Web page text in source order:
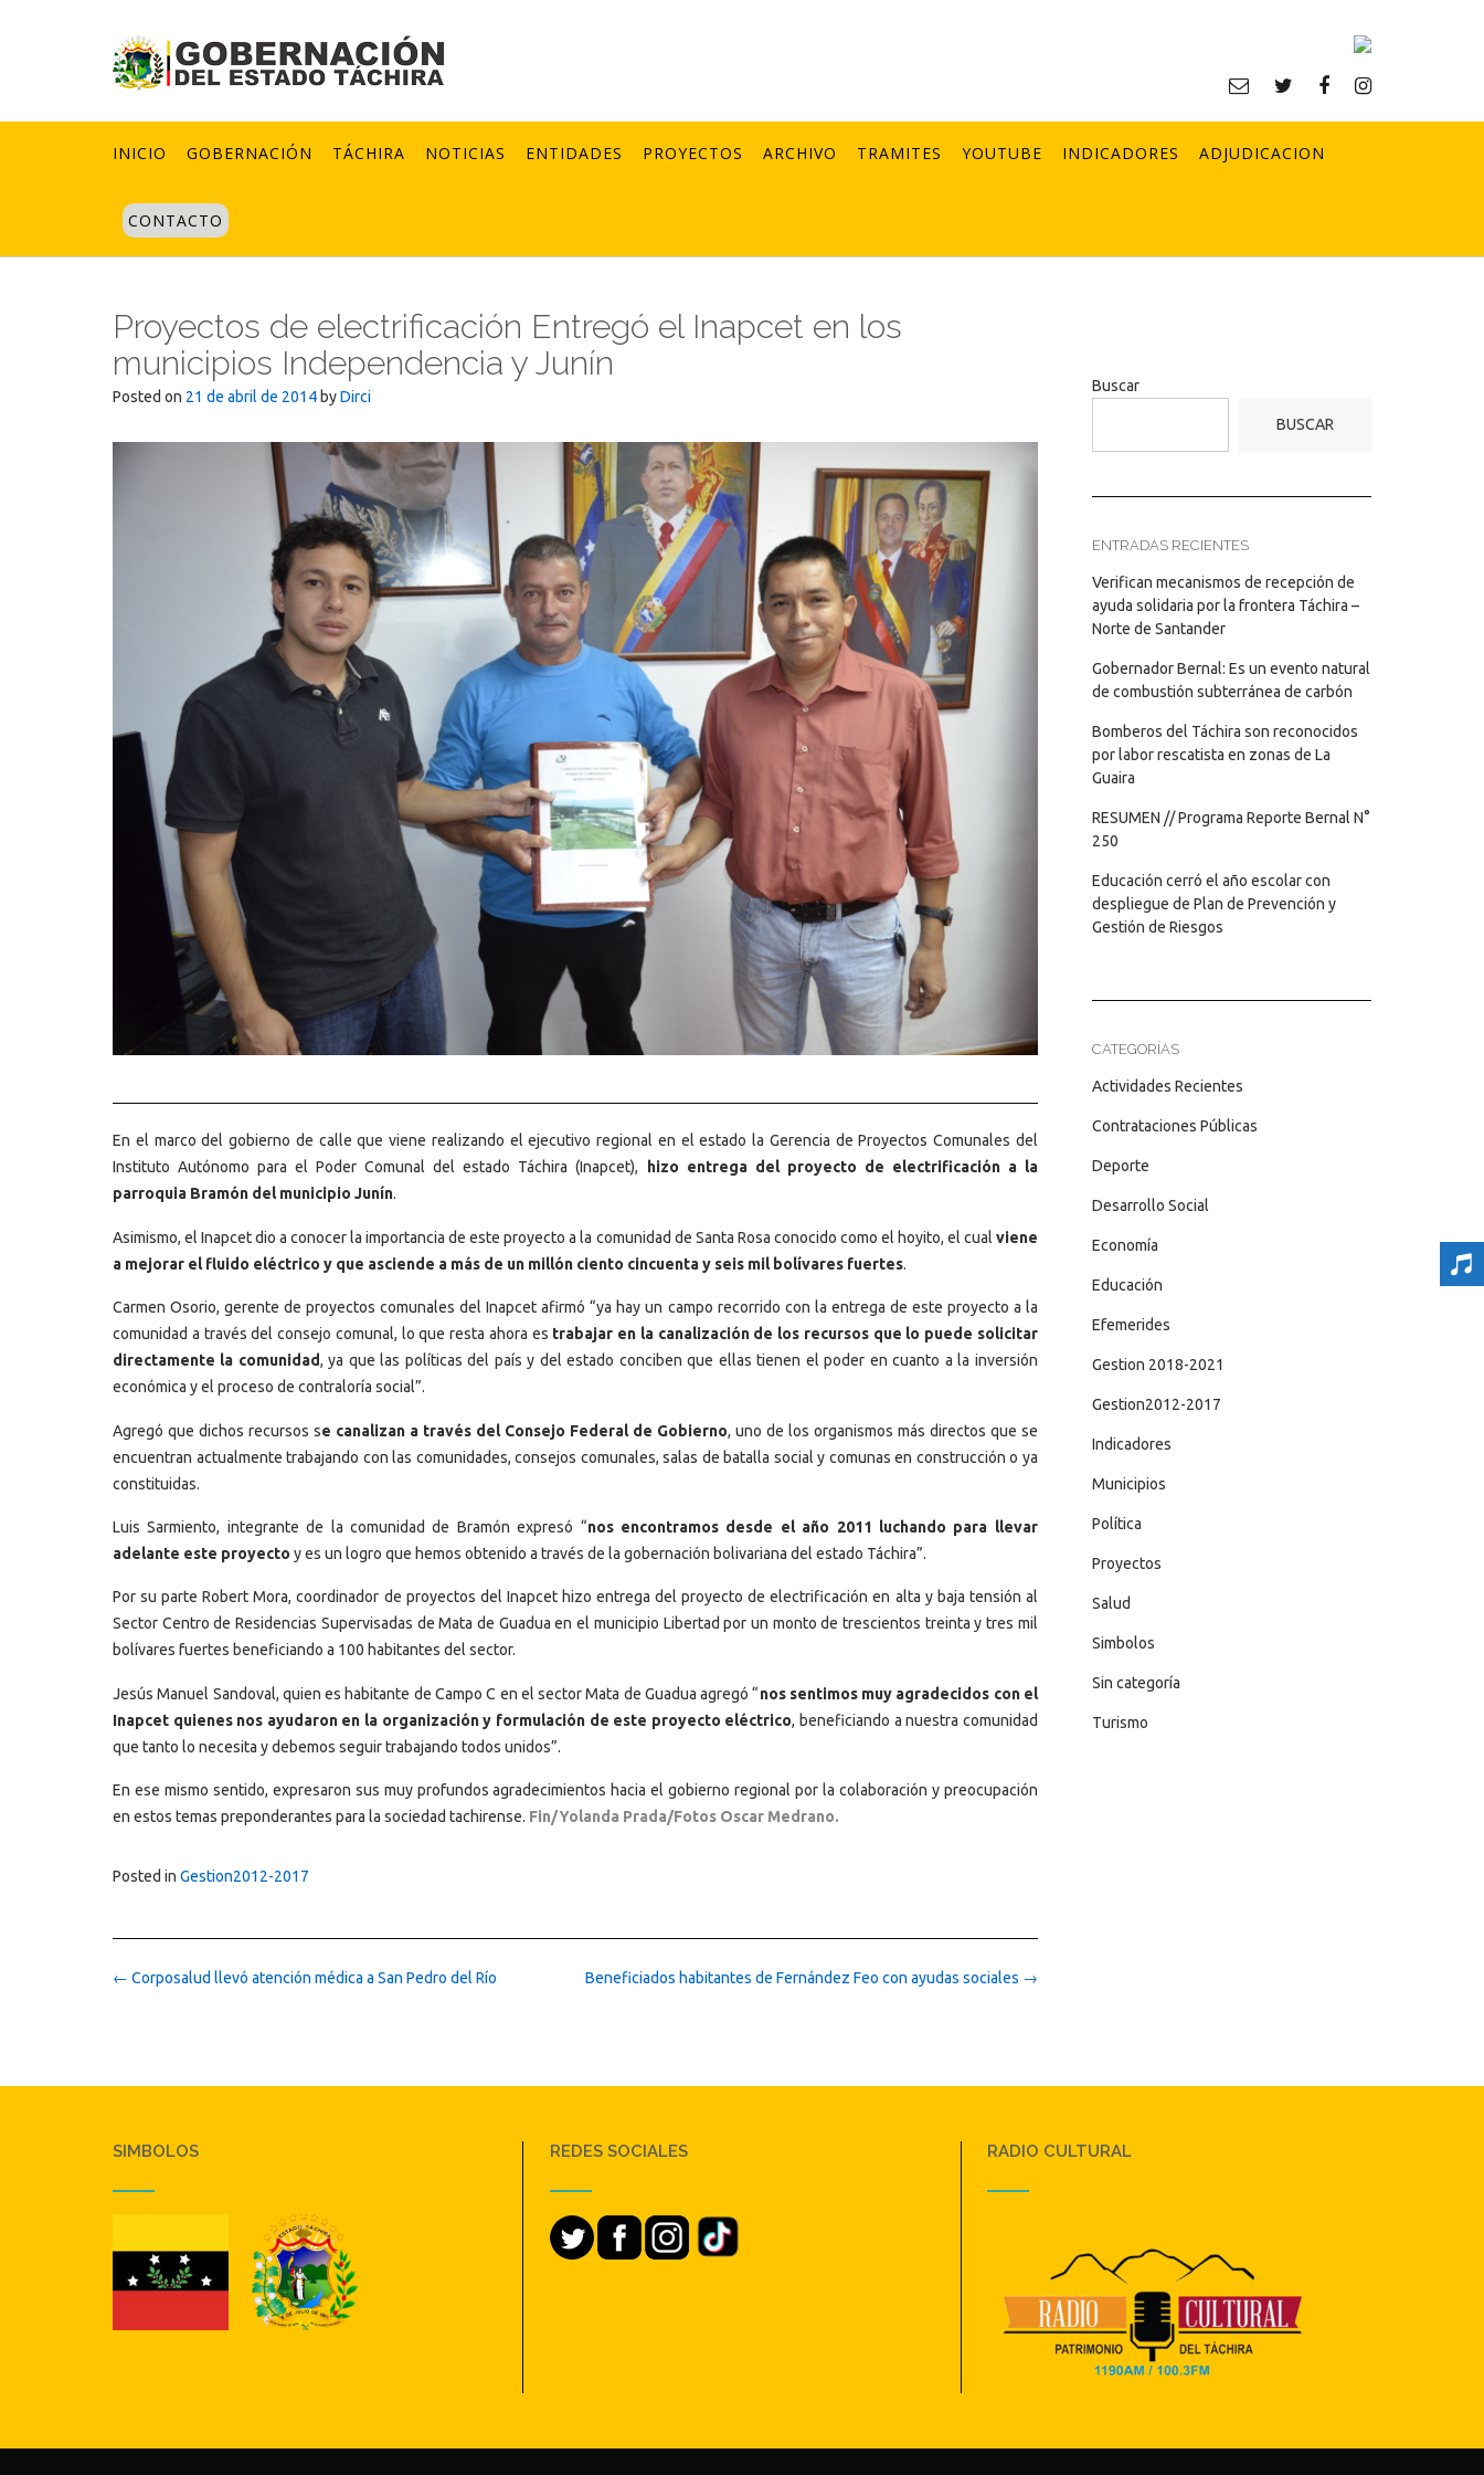
INICIO GOBERNACIÓN TÁCHIRA NOTICIAS ENTIDADES PROYECTOS ARCHIVO TRAMITES YOUTUBE INDICADORES ADJUDICACION
CONTACTO
Proyectos de electrificación Entregó el Inapcet en los
municipios Independencia y Junín
Posted on 21 de abril de 2014 byDirci
En el marco del gobierno de calle que viene realizando el ejecutivo regional en el estado la Gerencia de Proyectos Comunales del
Instituto Autónomo para el Poder Comunal del estado Táchira (Inapcet),
hizo entrega del proyecto de electrificación a la
parroquia Bramón del municipio Junín.
Asimismo, el Inapcet dio a conocer la importancia de este proyecto a la comunidad de Santa Rosa conocido como el hoyito, el cual viene
a mejorar el fluido eléctrico y que asciende a más de un millón ciento cincuenta y seis mil bolívares fuertes.
Carmen Osorio, gerente de proyectos comunales del Inapcet afirmó “ya hay un campo recorrido con la entrega de este proyecto a la
comunidad a través del consejo comunal, lo que resta ahora es trabajar en la canalización de los recursos que lo puede solicitar
directamente la comunidad, ya que las políticas del país y del estado conciben que ellas tienen el poder en cuanto a la inversión
económica y el proceso de contraloría social”.
Agregó que dichos recursos se canalizan a través del Consejo Federal de Gobierno, uno de los organismos más directos que se
encuentran actualmente trabajando con las comunidades, consejos comunales, salas de batalla social y comunas en construcción o ya
constituidas.
Luis Sarmiento, integrante de la comunidad de Bramón expresó “nos encontramos desde el año 2011 luchando para llevar
adelante este proyecto y es un logro que hemos obtenido a través de la gobernación bolivariana del estado Táchira”.
Por su parte Robert Mora, coordinador de proyectos del Inapcet hizo entrega del proyecto de electrificación en alta y baja tensión al
Sector Centro de Residencias Supervisadas de Mata de Guadua en el municipio Libertad por un monto de trescientos treinta y tres mil
bolívares fuertes beneficiando a 100 habitantes del sector.
Jesús Manuel Sandoval, quien es habitante de Campo C en el sector Mata de Guadua agregó “nos sentimos muy agradecidos con el
Inapcet quienes nos ayudaron en la organización y formulación de este proyecto eléctrico, beneficiando a nuestra comunidad
que tanto lo necesita y debemos seguir trabajando todos unidos”.
En ese mismo sentido, expresaron sus muy profundos agradecimientos hacia el gobierno regional por la colaboración y preocupación
en estos temas preponderantes para la sociedad tachirense. Fin/Yolanda Prada/Fotos Oscar Medrano.
Posted in Gestion2012-2017
Post
Beneficiados habitantes de Fernández Feo con ayudas sociales →
← Corposalud llevó atención médica a San Pedro del Río
Buscar
BUSCAR
ENTRADAS RECIENTES
Verifican mecanismos de recepción de
ayuda solidaria por la frontera Táchira –
Norte de Santander
Gobernador Bernal: Es un evento natural
de combustión subterránea de carbón
Bomberos del Táchira son reconocidos
por labor rescatista en zonas de La
Guaira
RESUMEN // Programa Reporte Bernal N°
250
Educación cerró el año escolar con
despliegue de Plan de Prevención y
Gestión de Riesgos
CATEGORÍAS
Actividades Recientes
Contrataciones Públicas
Deporte
Desarrollo Social
Economía
Educación
Efemerides
Gestion 2018-2021
Gestion2012-2017
Indicadores
Municipios
Política
Proyectos
Salud
Simbolos
Sin categoría
Turismo
SIMBOLOS REDES SOCIALES RADIO CULTURAL